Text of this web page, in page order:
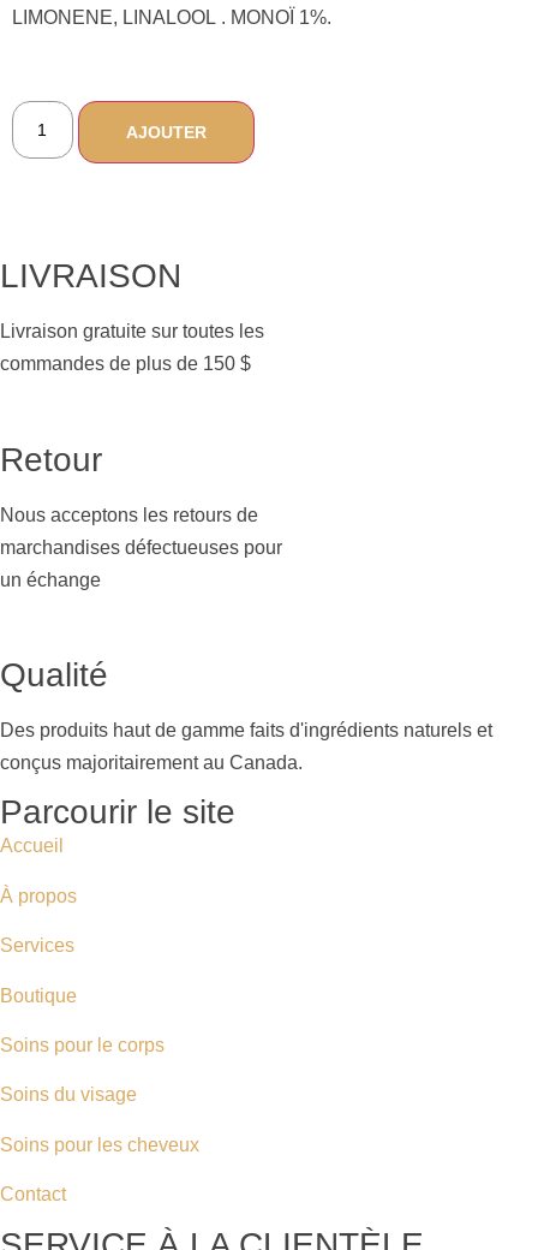
LIMONENE, LINALOOL . MONOÏ 1%.
AJOUTER
LIVRAISON
Livraison gratuite sur toutes les
commandes de plus de 150 $
Retour
Nous acceptons les retours de
marchandises défectueuses pour
un échange
Qualité
Des produits haut de gamme faits d'ingrédients naturels et
conçus majoritairement au Canada.
Parcourir le site
Accueil
À propos
Services
Boutique
Soins pour le corps
Soins du visage
Soins pour les cheveux
Contact